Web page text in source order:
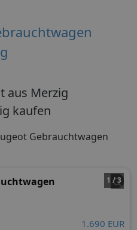
aus Merzig
kaufen
Gebrauchtwagen
1 / 3
1.690 EUR